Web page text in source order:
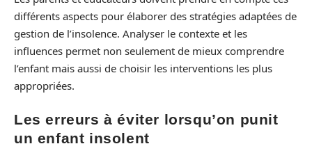
différents aspects pour élaborer des stratégies adaptées de
gestion de l’insolence. Analyser le contexte et les
influences permet non seulement de mieux comprendre
l’enfant mais aussi de choisir les interventions les plus
appropriées.
Les erreurs à éviter lorsqu’on punit
un enfant insolent